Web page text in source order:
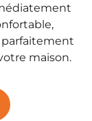
,
parfaitement
maison.